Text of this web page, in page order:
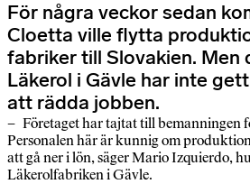
För några veckor sedan
Cloetta ville flytta
fabriker till Slovakien. Men
Läkerol i Gävle har inte
att rädda jobben.
– Företaget har tajtat till bemanningen
Personalen här är kunnig om
att gå ner i lön, säger Mario Izquierdo,
Läkerolfabriken i Gävle.